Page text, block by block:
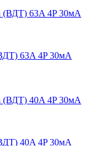
63A 4P 30мА
40A 4P 30мА